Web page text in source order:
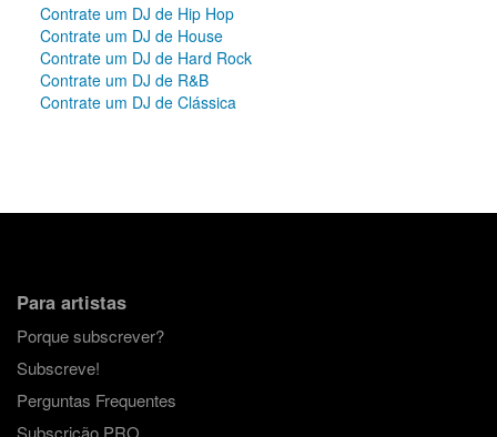
Contrate um DJ de Hip Hop
Contrate um DJ de House
Contrate um DJ de Hard Rock
Contrate um DJ de R&B
Contrate um DJ de Clássica
Para artistas
Porque subscrever?
Subscreve!
Perguntas Frequentes